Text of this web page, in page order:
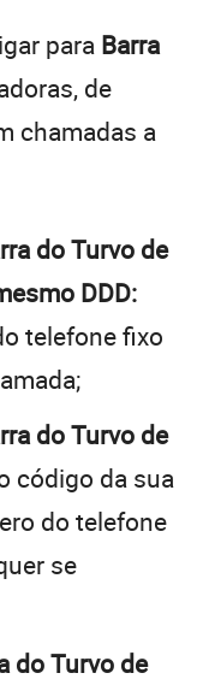
para Barra
de
chamadas a
do Turvo de
DDD:
telefone fixo
do Turvo de
código da sua
do telefone
se
do Turvo de